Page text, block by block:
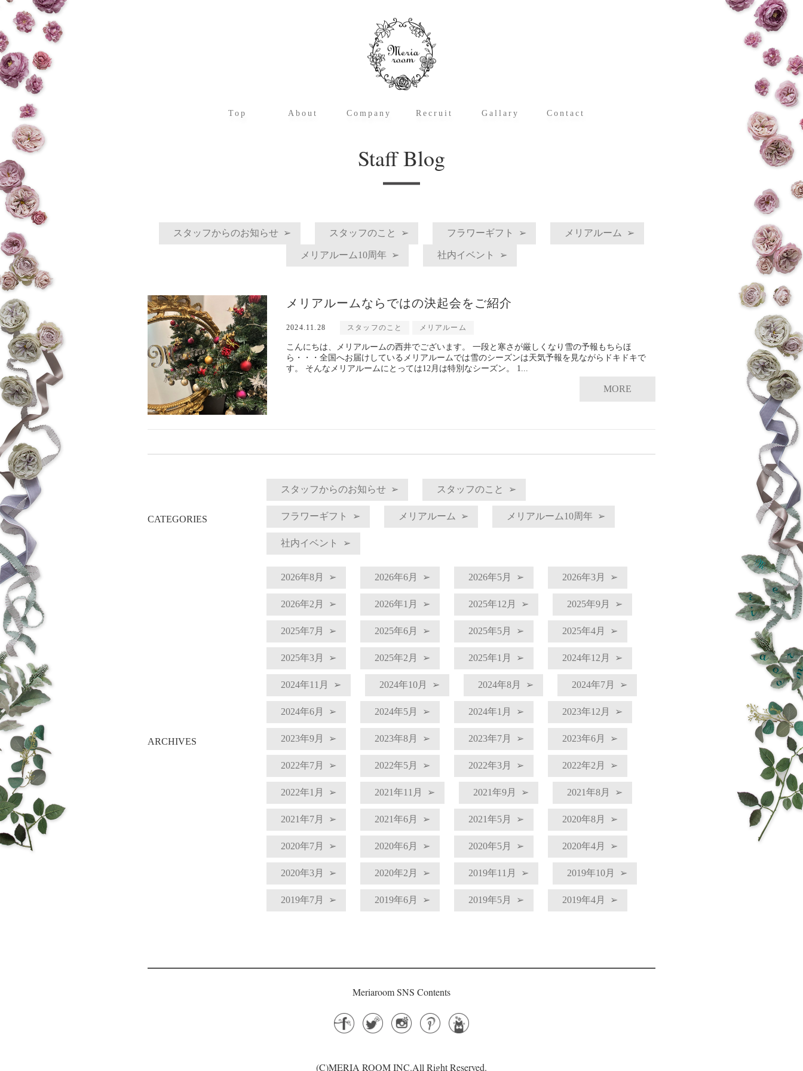
Top About Company Recruit Gallary Contact
Staff Blog
スタッフからのお知らせ スタッフのこと フラワーギフト メリアルーム
メリアルーム10周年 社内イベント
メリアルームならではの決起会をご紹介
2024.11.28 スタッフのこと メリアルーム
こんにちは、メリアルームの西井でございます。 一段と寒さが厳しくなり雪の予報もちらほ
ら・・・全国へお届けしているメリアルームでは雪のシーズンは天気予報を見ながらドキドキで
す。 そんなメリアルームにとっては12月は特別なシーズン。 1...
MORE
CATEGORIES
スタッフからのお知らせ スタッフのこと
フラワーギフト メリアルーム メリアルーム10周年
社内イベント
ARCHIVES
2026年8月 2026年6月 2026年5月 2026年3月
2026年2月 2026年1月 2025年12月 2025年9月
2025年7月 2025年6月 2025年5月 2025年4月
2025年3月 2025年2月 2025年1月 2024年12月
2024年11月 2024年10月 2024年8月 2024年7月
2024年6月 2024年5月 2024年1月 2023年12月
2023年9月 2023年8月 2023年7月 2023年6月
2022年7月 2022年5月 2022年3月 2022年2月
2022年1月 2021年11月 2021年9月 2021年8月
2021年7月 2021年6月 2021年5月 2020年8月
2020年7月 2020年6月 2020年5月 2020年4月
2020年3月 2020年2月 2019年11月 2019年10月
2019年7月 2019年6月 2019年5月 2019年4月
Meriaroom SNS Contents
(C)MERIA ROOM INC.All Right Reserved.